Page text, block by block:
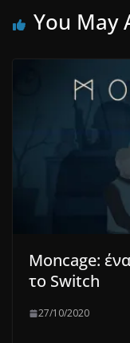
You May
Moncage:
το Switch
27/10/2020